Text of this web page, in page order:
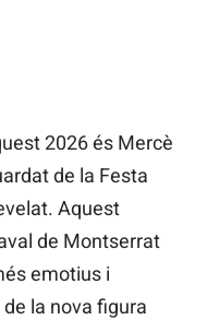
2026 és Mercè
de la Festa
Aquest
de Montserrat
emotius i
la nova figura